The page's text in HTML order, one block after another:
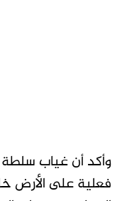
وأكد أن غياب
فعلية على الأرض